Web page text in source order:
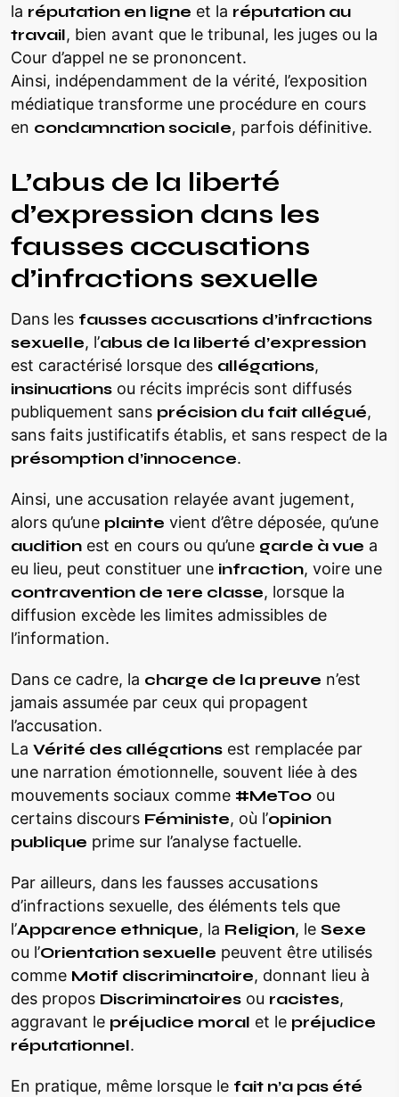
la réputation en ligne et la réputation au
travail, bien avant que le tribunal, les juges ou la
Cour d’appel ne se prononcent.
Ainsi, indépendamment de la vérité, l’exposition
médiatique transforme une procédure en cours
en condamnation sociale, parfois définitive.
L’abus de la liberté
d’expression dans les
fausses accusations
d’infractions sexuelle
Dans les fausses accusations d’infractions
sexuelle, l’abus de la liberté d’expression
est caractérisé lorsque des allégations,
insinuations ou récits imprécis sont diffusés
publiquement sans précision du fait allégué,
sans faits justificatifs établis, et sans respect de la
présomption d’innocence.
Ainsi, une accusation relayée avant jugement,
alors qu’une plainte vient d’être déposée, qu’une
audition est en cours ou qu’une garde à vue a
eu lieu, peut constituer une infraction, voire une
contravention de 1ere classe, lorsque la
diffusion excède les limites admissibles de
l’information.
Dans ce cadre, la charge de la preuve n’est
jamais assumée par ceux qui propagent
l’accusation.
La Vérité des allégations est remplacée par
une narration émotionnelle, souvent liée à des
mouvements sociaux comme #MeToo ou
certains discours Féministe, où l’opinion
publique prime sur l’analyse factuelle.
Par ailleurs, dans les fausses accusations
d’infractions sexuelle, des éléments tels que
l’Apparence ethnique, la Religion, le Sexe
ou l’Orientation sexuelle peuvent être utilisés
comme Motif discriminatoire, donnant lieu à
des propos Discriminatoires ou racistes,
aggravant le préjudice moral et le préjudice
réputationnel.
En pratique, même lorsque le fait n’a pas été